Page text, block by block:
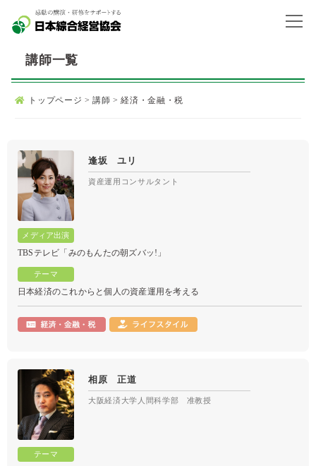
講師一覧
トップページ >講師 >経済・金融・税
逢坂 ユリ
資産運用コンサルタント
TBSテレビ「みのもんたの朝ズバッ!」
日本経済のこれからと個人の資産運用を考える
相原 正道
大阪経済大学人間科学部 准教授